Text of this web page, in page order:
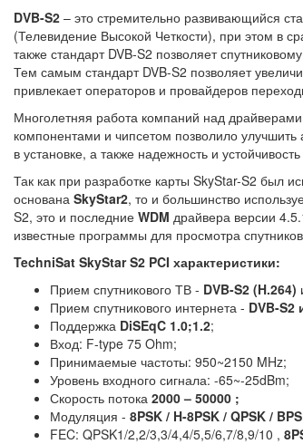
DVB-S2 – это стремительно развивающийся
(Телевидение Высокой Четкости), при этом в
также стандарт DVB-S2 позволяет
Тем самым стандарт DVB-S2 позволяет
привлекает операторов и провайдеров
Многолетняя работа компаний над
компонентами и чипсетом позволило улучшить
в установке, а также надежность и
Так как при разработке карты SkyStar-S2 был
основана SkyStar2, то и большинство
S2, это и последние WDM драйвера версии
известные программы для просмотра
TechniSat SkyStar S2 PCI характеристики:
Прием спутникового ТВ - DVB-S2 (H.264)
Прием спутникового интернета - DVB-S2
Поддержка DiSEqC 1.0;1.2;
Вход: F-type 75 Ohm;
Принимаемые частоты: 950~2150 MHz;
Уровень входного сигнала: -65~-25dBm;
Скорость потока 2000 – 50000 ;
Модуляция - 8PSK / H-8PSK / QPSK /
FEC: QPSK1/2,2/3,3/4,4/5,5/6,7/8,9/10 ,